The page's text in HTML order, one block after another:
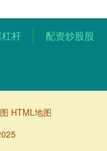
杆 配资炒股股
HTML地图